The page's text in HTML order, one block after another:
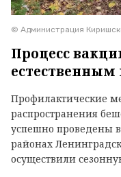
© Администрация
Процесс
естественным
Профилактические
распространения
успешно проведены
районах
осуществили